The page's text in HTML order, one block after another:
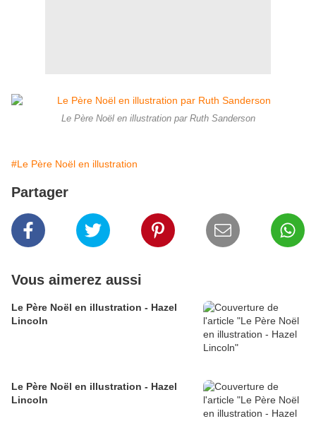
Le Père Noël en illustration par Ruth Sanderson
#Le Père Noël en illustration
Partager
Vous aimerez aussi
Le Père Noël en illustration - Hazel
Lincoln
Le Père Noël en illustration - Hazel
Lincoln